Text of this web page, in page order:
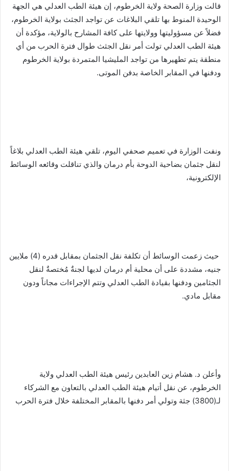
قالت وزارة الصحة ولاية الخرطوم، إن هيئة الطب العدلي هي الجهة
الوحيدة المنوط بها تلقي البلاغات عن تواجد الجثث بولاية الخرطوم،
فضلاً عن مسؤوليتها وولايتها على كافة المشارح بالولاية، مؤكدة أن
هيئة الطب العدلي تولت أمر نقل الجثث طوال فترة الحرب من أي
منطقة يتم تطهيرها من تواجد المليشيا المتمردة بولاية الخرطوم
ودفنها في المقابر الخاصة بدفن الموتى.
ونفت الوزارة في تعميم صحفي اليوم، تلقي هيئة الطب العدلي بلاغاً
لنقل جثمان بضاحية الدوحة بأم درمان والذي تناقلت وقائعه الوسائط
الإلكترونية،
حيث زعمت الوسائط أن تكلفة نقل الجثمان بمقابل قدره (4) ملايين
جنيه، مشددة على أن محلية أم درمان لديها لجنةٌ مُختصةٌ لنقل
الجثامين ودفنها بقيادة الطب العدلي وتتم الإجراءات مجاناً ودون
مقابل مادي.
وأعلن د. هشام زين العابدين رئيس هيئة الطب العدلي ولاية
الخرطوم، عن نقل أتيام هيئة الطب العدلي بالتعاون مع الشركاء
لـ(3800) جثة وتولي أمر دفنها بالمقابر المختلفة خلال فترة الحرب